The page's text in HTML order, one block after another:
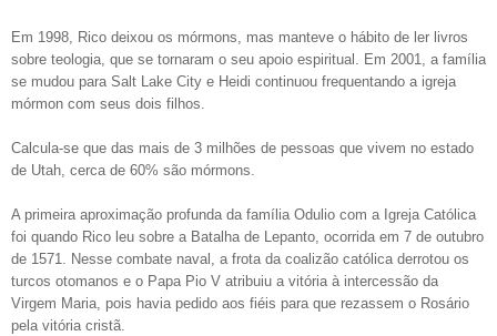
Em 1998, Rico deixou os mórmons, mas manteve o hábito de ler livros
sobre teologia, que se tornaram o seu apoio espiritual. Em 2001, a família
se mudou para Salt Lake City e Heidi continuou frequentando a igreja
mórmon com seus dois filhos.
Calcula-se que das mais de 3 milhões de pessoas que vivem no estado
de Utah, cerca de 60% são mórmons.
A primeira aproximação profunda da família Odulio com a Igreja Católica
foi quando Rico leu sobre a Batalha de Lepanto, ocorrida em 7 de outubro
de 1571. Nesse combate naval, a frota da coalizão católica derrotou os
turcos otomanos e o Papa Pio V atribuiu a vitória à intercessão da
Virgem Maria, pois havia pedido aos fiéis para que rezassem o Rosário
pela vitória cristã.